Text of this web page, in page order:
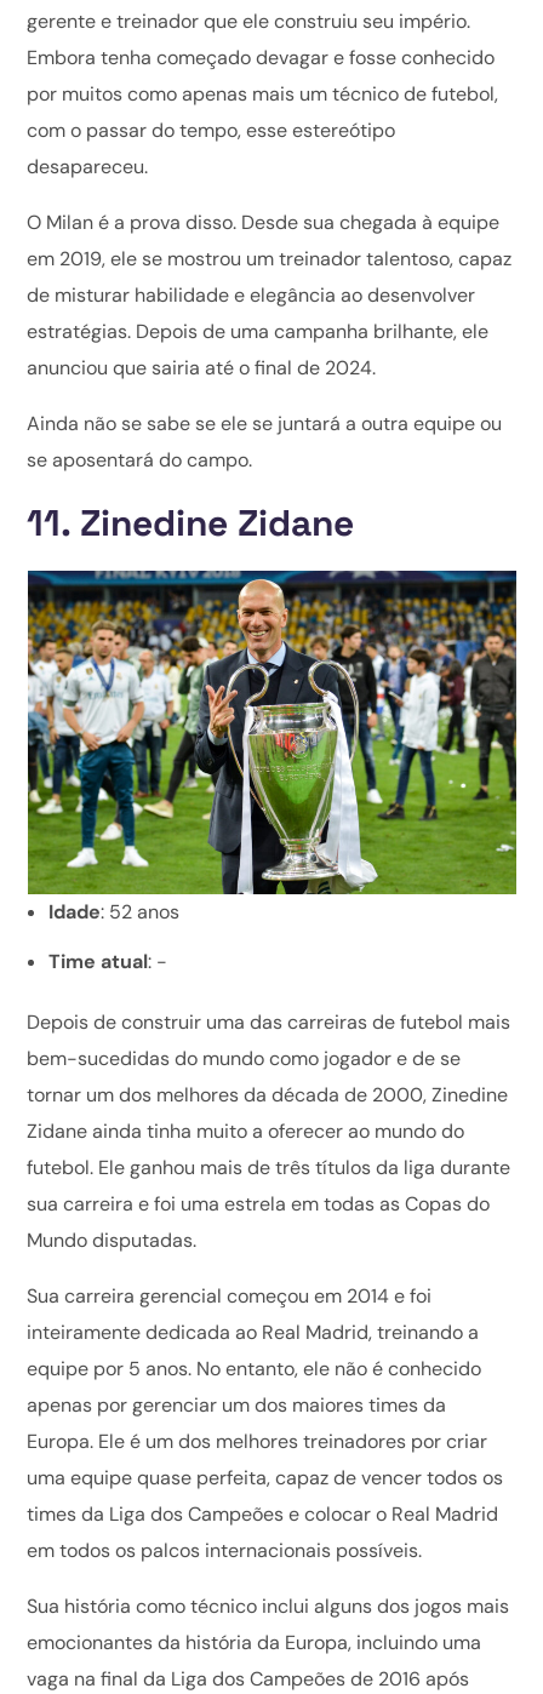
gerente e treinador que ele construiu seu império.
Embora tenha começado devagar e fosse conhecido
por muitos como apenas mais um técnico de futebol,
com o passar do tempo, esse estereótipo
desapareceu.
O Milan é a prova disso. Desde sua chegada à equipe
em 2019, ele se mostrou um treinador talentoso, capaz
de misturar habilidade e elegância ao desenvolver
estratégias. Depois de uma campanha brilhante, ele
anunciou que sairia até o final de 2024.
Ainda não se sabe se ele se juntará a outra equipe ou
se aposentará do campo.
11. Zinedine Zidane
Idade: 52 anos
Time atual: -
Depois de construir uma das carreiras de futebol mais
bem-sucedidas do mundo como jogador e de se
tornar um dos melhores da década de 2000, Zinedine
Zidane ainda tinha muito a oferecer ao mundo do
futebol. Ele ganhou mais de três títulos da liga durante
sua carreira e foi uma estrela em todas as Copas do
Mundo disputadas.
Sua carreira gerencial começou em 2014 e foi
inteiramente dedicada ao Real Madrid, treinando a
equipe por 5 anos. No entanto, ele não é conhecido
apenas por gerenciar um dos maiores times da
Europa. Ele é um dos melhores treinadores por criar
uma equipe quase perfeita, capaz de vencer todos os
times da Liga dos Campeões e colocar o Real Madrid
em todos os palcos internacionais possíveis.
Sua história como técnico inclui alguns dos jogos mais
emocionantes da história da Europa, incluindo uma
vaga na final da Liga dos Campeões de 2016 após